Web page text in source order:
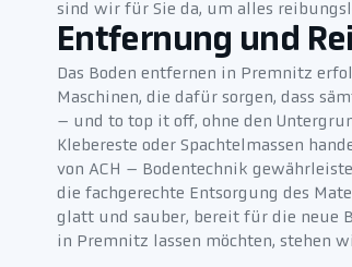
sind wir für Sie da, um alles
Entfernung und
Das Boden entfernen in Premnitz
Maschinen, die dafür sorgen, dass
– und to top it off, ohne den
Klebereste oder Spachtelmassen
von ACH – Bodentechnik
die fachgerechte Entsorgung des
glatt und sauber, bereit für die neue
in Premnitz lassen möchten, stehen